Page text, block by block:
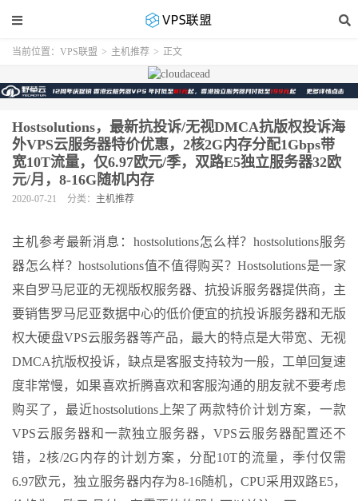
当前位置： VPS联盟 > 主机推荐 > 正文
Hostsolutions，最新抗投诉/无视DMCA抗版权投诉海
外VPS云服务器特价优惠，2核2G内存分配1Gbps带
宽10T流量，仅6.97欧元/季，双路E5独立服务器32欧
元/月，8-16G随机内存
2020-07-21 分类： 主机推荐
主机参考最新消息：hostsolutions怎么样？hostsolutions服务
器怎么样？hostsolutions值不值得购买？Hostsolutions是一家
来自罗马尼亚的无视版权服务器、抗投诉服务器提供商，主
要销售罗马尼亚数据中心的低价便宜的抗投诉服务器和无版
权大硬盘VPS云服务器等产品，最大的特点是大带宽、无视
DMCA抗版权投诉，缺点是客服支持较为一般，工单回复速
度非常慢，如果喜欢折腾喜欢和客服沟通的朋友就不要考虑
购买了，最近hostsolutions上架了两款特价计划方案，一款
VPS云服务器和一款独立服务器，VPS云服务器配置还不
错，2核/2G内存的计划方案，分配10T的流量，季付仅需
6.97欧元，独立服务器内存为8-16随机，CPU采用双路E5，